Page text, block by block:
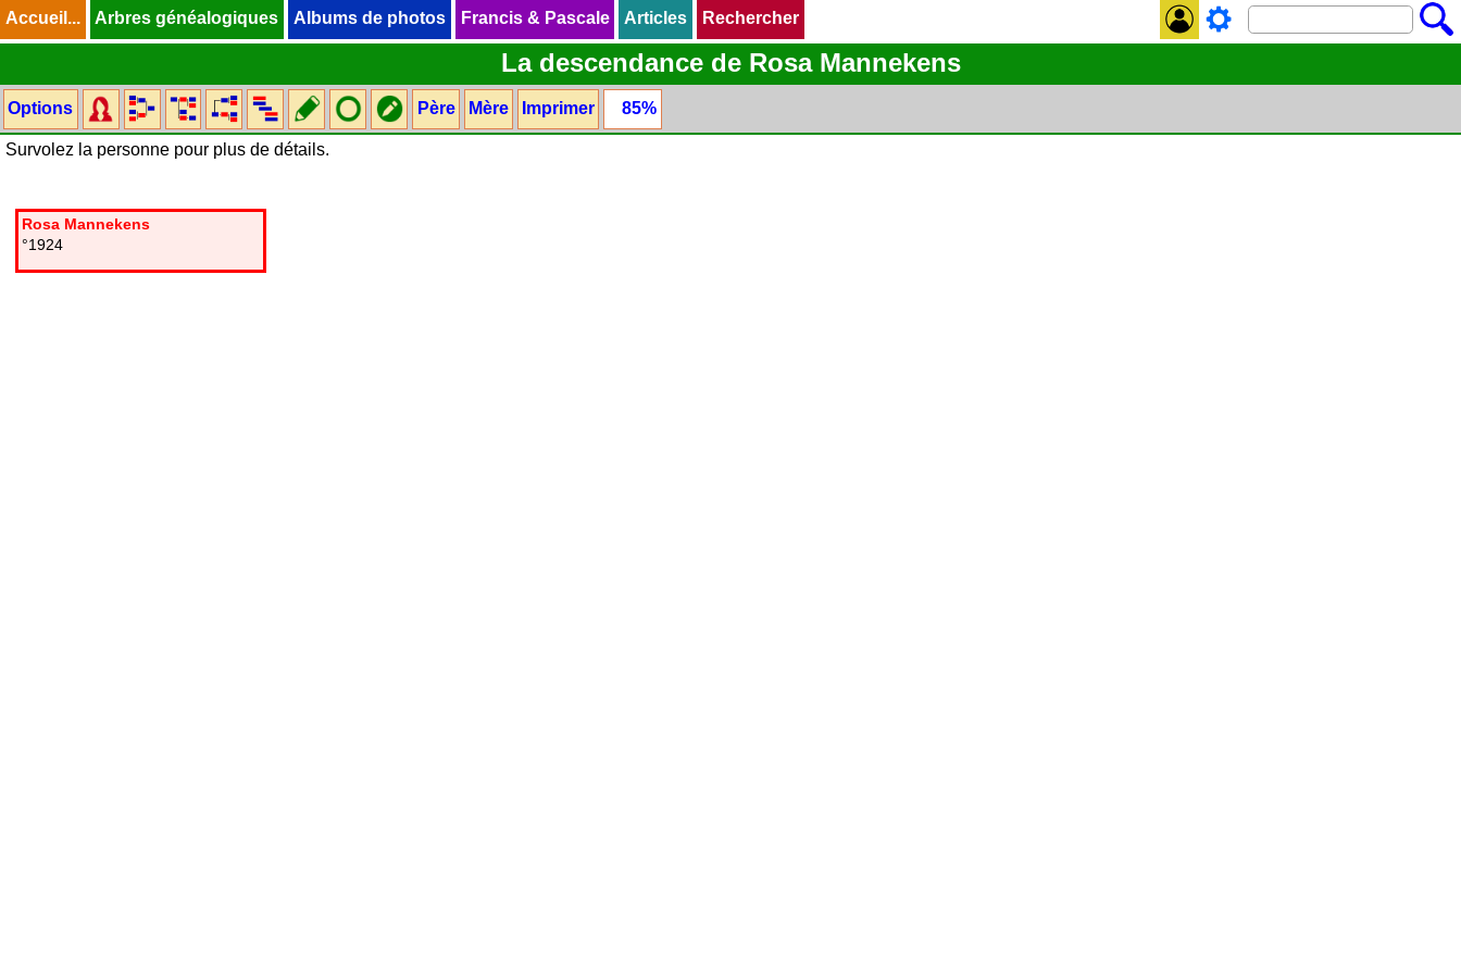
Accueil... Arbres généalogiques Albums de photos Francis & Pascale Articles Rechercher
La descendance de Rosa Mannekens
Options Père Mère Imprimer 85%
Survolez la personne pour plus de détails.
Rosa Mannekens
°1924
Accueil... Arbres généalogiques Albums de photos Francis & Pascale Articles Rechercher